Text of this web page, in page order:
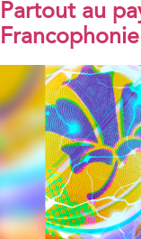
Partout au